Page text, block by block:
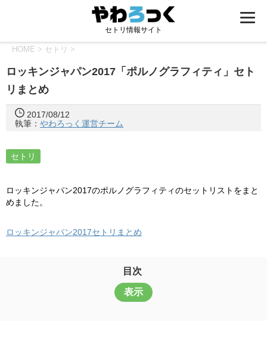
セトリ情報サイト
HOME > セトリ >
ロッキンジャパン2017「ポルノグラフィティ」セト
リまとめ
2017/08/12
執筆： やわろっく運営チーム
セトリ
ロッキンジャパン2017のポルノグラフィティのセットリストをまと
めました。
ロッキンジャパン2017セトリまとめ
目次
表示